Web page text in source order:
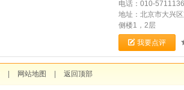
电话：010-
地址：北京市大兴
侧楼1，2层
我要点评
网站地图 返回顶部